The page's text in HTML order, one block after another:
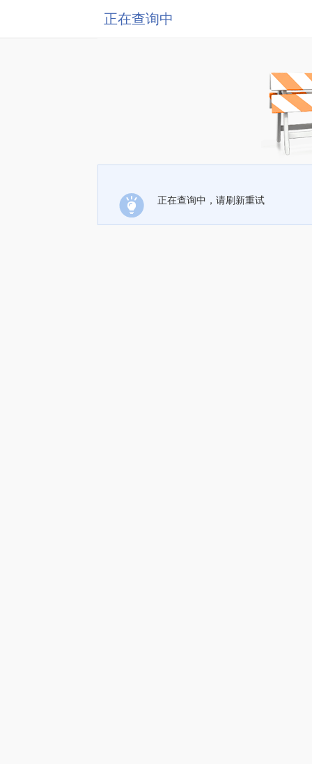
正在查询中
正在查询中，请刷新重试